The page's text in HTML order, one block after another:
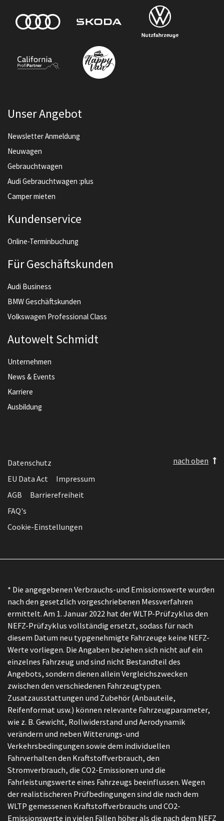
Unser Angebot
Newsletter Anmeldung
Neuwagen
Gebrauchtwagen
Audi Gebrauchtwagen :plus
Camper mieten
Kundenservice
Online-Terminbuchung
Für Geschäftskunden
Audi Business
BMW Geschäftskunden
Volkswagen Professional Class
Autowelt Schmidt
Unternehmen
News & Events
Karriere
Ausbildung
Datenschutz
EU Data Act
Impressum
AGB
Barrierefreiheit
FAQ's
Cookie-Einstellungen
nach oben
* Die angegebenen Verbrauchs-und Emissionswerte wurden
nach den gesetzlich vorgeschriebenen Messverfahren
ermittelt. Am 1. Januar 2022 hat der WLTP-Prüfzyklus den
NEFZ-Prüfzyklus vollständig ersetzt, sodass für nach
diesem Datum neu typgenehmigte Fahrzeuge keine NEFZ-
Werte vorliegen. Die Angaben beziehen sich nicht auf ein
einzelnes Fahrzeug und sind nicht Bestandteil des
Angebots, sondern dienen allein Vergleichszwecken
zwischen den verschiedenen Fahrzeugtypen.
Zusatzausstattungen und Zubehör (Anbauteile,
Reifenformat usw.) können relevante Fahrzeugparameter,
wie z. B. Gewicht, Rollwiderstand und Aerodynamik
verändern und neben Witterungs-und
Verkehrsbedingungen sowie dem individuellen
Fahrverhalten den Kraftstoffverbrauch, den
Stromverbrauch, die CO2-Emissionen und die
Fahrleistungswerte eines Fahrzeugs beeinflussen. Wegen
der realistischeren Prüfbedingungen sind die nach dem
WLTP gemessenen Kraftstoffverbrauchs und CO2-
Emissionswerte in vielen Fällen höher als die nach dem NEFZ